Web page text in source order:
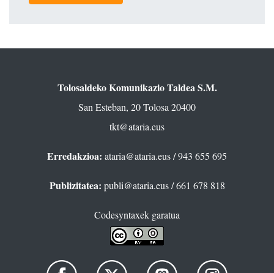
Tolosaldeko Komunikazio Taldea S.M.
San Esteban, 20 Tolosa 20400
tkt@ataria.eus
Erredakzioa: ataria@ataria.eus/ 943 655 695
Publizitatea: publi@ataria.eus/ 661 678 818
Codesyntaxek garatua